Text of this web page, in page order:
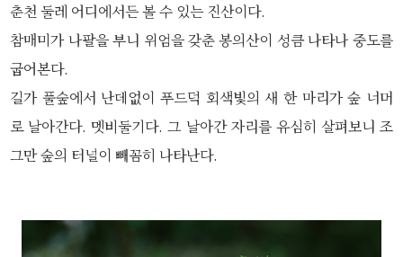
춘천 둘레 어디에서든 볼 수 있는 진산이다.
참매미가 나팔을 부니 위엄을 갖춘 봉의산이 성큼 나타나 중도를
굽어본다.
길가 풀숲에서 난데없이 푸드덕 회색빛의 새 한 마리가 숲 너머
로 날아간다. 멧비둘기다. 그 날아간 자리를 유심히 살펴보니 조
그만 숲의 터널이 빼꼼히 나타난다.